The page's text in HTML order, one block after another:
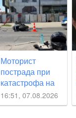
Моторист
пострада при
катастрофа на
Коматевско
шосе
16:51, 07.08.2026